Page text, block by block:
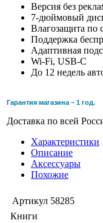
Версия без
7-дюймовый
Влагозащита по
Поддержка
Адаптивная
Wi-Fi, USB-C
До 12 недель
Гарантия магазина – 1 год.
Доставка по всей
Характеристики
Описание
Аксессуары
Похожие
Артикул 58285
Книги